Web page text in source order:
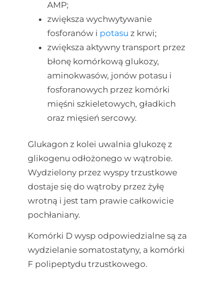
AMP;
zwiększa wychwytywanie
fosforanów i potasu z krwi;
zwiększa aktywny transport przez
błonę komórkową glukozy,
aminokwasów, jonów potasu i
fosforanowych przez komórki
mięśni szkieletowych, gładkich
oraz mięsień sercowy.
Glukagon z kolei uwalnia glukozę z
glikogenu odłożonego w wątrobie.
Wydzielony przez wyspy trzustkowe
dostaje się do wątroby przez żyłę
wrotną i jest tam prawie całkowicie
pochłaniany.
Komórki D wysp odpowiedzialne są za
wydzielanie somatostatyny, a komórki
F polipeptydu trzustkowego.